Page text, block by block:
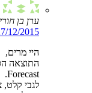
ערן בן
27/12/2015 ב
היי מרים,
Forecast.
לגבי קלט,